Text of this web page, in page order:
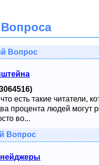
Вопрос
есть такие читатели,
процента людей могут
во...
Вопрос